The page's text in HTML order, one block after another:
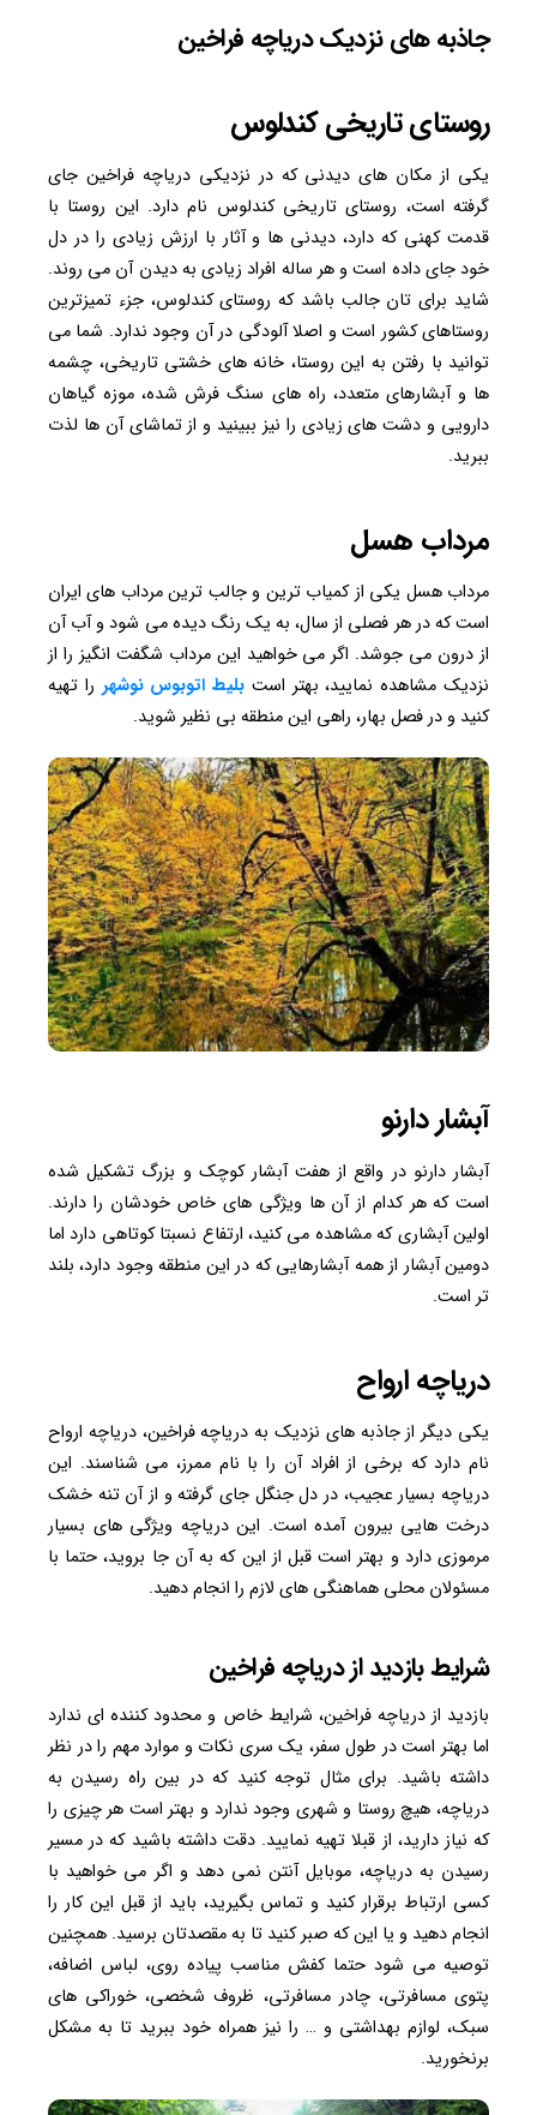
جاذبه های نزدیک دریاچه فراخین
روستای تاریخی کندلوس
یکی از مکان های دیدنی که در نزدیکی دریاچه فراخین جای
گرفته است، روستای تاریخی کندلوس نام دارد. این روستا با
قدمت کهنی که دارد، دیدنی ها و آثار با ارزش زیادی را در دل
خود جای داده است و هر ساله افراد زیادی به دیدن آن می روند.
شاید برای تان جالب باشد که روستای کندلوس، جزء تمیزترین
روستاهای کشور است و اصلا آلودگی در آن وجود ندارد. شما می
توانید با رفتن به این روستا، خانه های خشتی تاریخی، چشمه
ها و آبشارهای متعدد، راه های سنگ فرش شده، موزه گیاهان
دارویی و دشت های زیادی را نیز ببینید و از تماشای آن ها لذت
ببرید.
مرداب هسل
مرداب هسل یکی از کمیاب ترین و جالب ترین مرداب های ایران
است که در هر فصلی از سال، به یک رنگ دیده می شود و آب آن
از درون می جوشد. اگر می خواهید این مرداب شگفت انگیز را از
نزدیک مشاهده نمایید، بهتر است بلیط اتوبوس نوشهر را تهیه
کنید و در فصل‌ بهار، راهی این منطقه بی نظیر شوید.
آبشار دارنو
آبشار دارنو در واقع از هفت آبشار کوچک و بزرگ تشکیل شده
است که هر کدام از آن ها ویژگی های خاص خودشان را دارند.
اولین آبشاری که مشاهده می کنید، ارتفاع نسبتا کوتاهی دارد اما
دومین آبشار از همه آبشارهایی که در این منطقه وجود دارد، بلند
تر است.
دریاچه ارواح
یکی دیگر از جاذبه های نزدیک به دریاچه فراخین، دریاچه ارواح
نام دارد که برخی از افراد آن را با نام ممرز، می شناسند. این
دریاچه بسیار عجیب، در دل جنگل جای گرفته و از آن تنه خشک
درخت ‌هایی بیرون آمده است. این دریاچه ویژگی های بسیار
مرموزی دارد و بهتر است قبل از این که به آن جا بروید، حتما با
مسئولان محلی هماهنگی های لازم را انجام دهید.
شرایط بازدید ازدریاچه فراخین
بازدید از دریاچه فراخین، شرایط خاص و محدود کننده ای ندارد
اما بهتر است در طول سفر، یک سری نکات و موارد مهم را در نظر
داشته باشید. برای مثال توجه کنید که در بین راه رسیدن به
دریاچه، هیچ روستا و شهری وجود ندارد و بهتر است هر چیزی را
که نیاز دارید، از قبلا تهیه نمایید. دقت داشته باشید که در مسیر
رسیدن به دریاچه، موبایل آنتن نمی دهد و اگر می خواهید با
کسی ارتباط برقرار کنید و تماس بگیرید، باید از قبل این کار را
انجام دهید و یا این که صبر کنید تا به مقصدتان برسید. همچنین
توصیه می شود حتما کفش مناسب پیاده روی، لباس اضافه،
پتوی مسافرتی، چادر مسافرتی، ظروف شخصی، خوراکی های
سبک، لوازم بهداشتی و … را نیز همراه خود ببرید تا به مشکل
برنخورید.